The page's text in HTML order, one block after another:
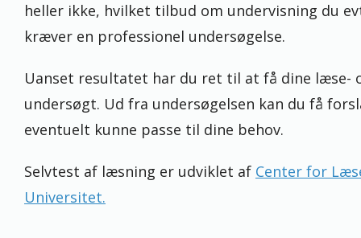
heller ikke, hvilket tilbud om undervisning du
kræver en professionel undersøgelse.
Uanset resultatet har du ret til at få dine
undersøgt. Ud fra undersøgelsen kan du få
eventuelt kunne passe til dine behov.
Selvtest af læsning er udviklet af Center for
Universitet.